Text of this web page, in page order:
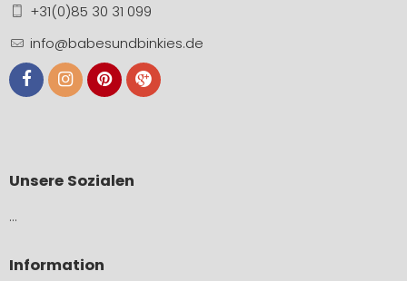
+31(0)85 30 31 099
info@babesundbinkies.de
Unsere Sozialen
…
Information